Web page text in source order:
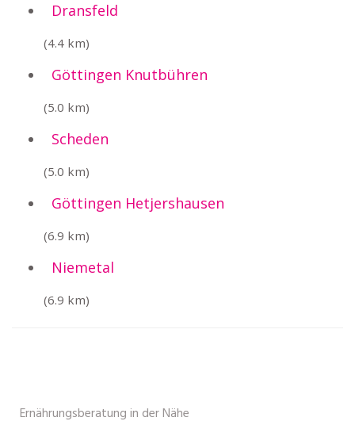
Dransfeld
(4.4 km)
Göttingen Knutbühren
(5.0 km)
Scheden
(5.0 km)
Göttingen Hetjershausen
(6.9 km)
Niemetal
(6.9 km)
Ernährungsberatung in der Nähe